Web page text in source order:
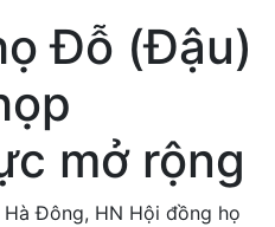
Đỗ (Đậu)
mở rộng
Hà Đông, HN Hội đồng họ